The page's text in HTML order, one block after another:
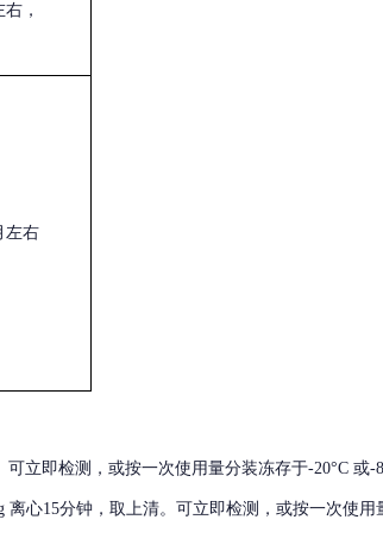
，
左右
立即检测，或按一次使用量分装冻存于-20°C 或-
离心15分钟，取上清。可立即检测，或按一次使